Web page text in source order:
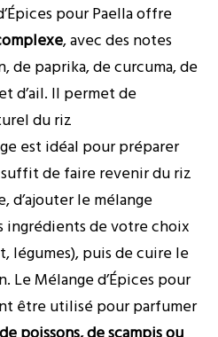
pour Paella offre
, avec des notes
de paprika, de curcuma, de
d’ail. Il permet de
du riz
est idéal pour préparer
de faire revenir du riz
d’ajouter le mélange
ingrédients de votre choix
légumes), puis de cuire le
Le Mélange d’Épices pour
être utilisé pour parfumer